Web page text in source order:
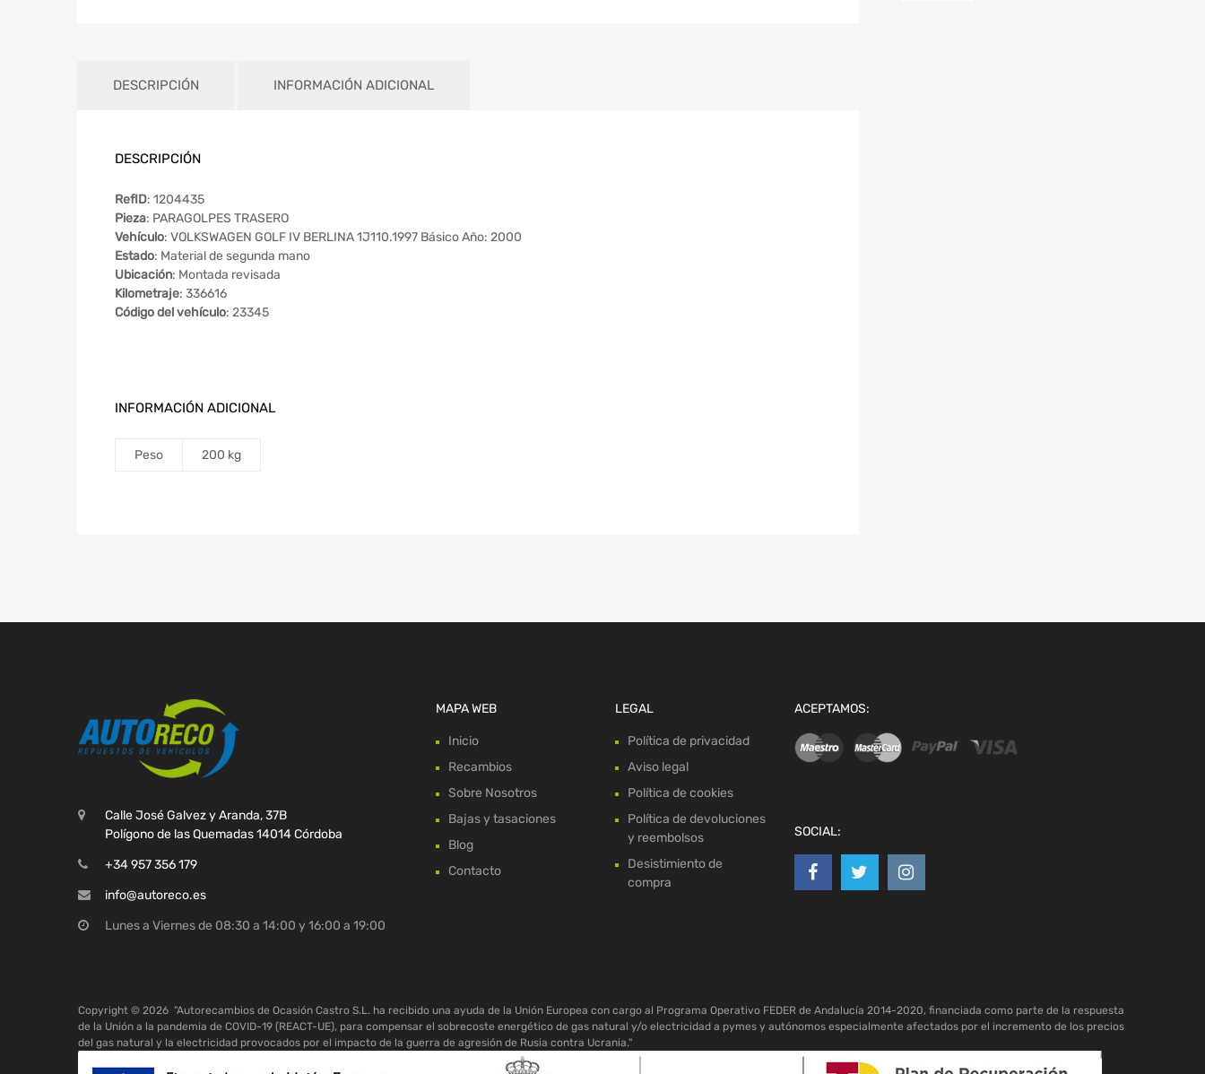
DESCRIPCIÓN INFORMACIÓN ADICIONAL
DESCRIPCIÓN
RefID: 1204435
Pieza: PARAGOLPES TRASERO
Vehículo: VOLKSWAGEN GOLF IV BERLINA 1J110.1997 Básico Año: 2000
Estado: Material de segunda mano
Ubicación: Montada revisada
Kilometraje: 336616
Código del vehículo: 23345
INFORMACIÓN ADICIONAL
Peso 200 kg
Calle José Galvez y Aranda, 37B
Polígono de las Quemadas 14014 Córdoba
+34 957 356 179
info@autoreco.es
Lunes a Viernes de 08:30 a 14:00 y 16:00 a 19:00
MAPA WEB
Inicio
Recambios
Sobre Nosotros
Bajas y tasaciones
Blog
Contacto
LEGAL
Política de privacidad
Aviso legal
Política de cookies
Política de devoluciones
y reembolsos
Desistimiento de
compra
ACEPTAMOS:
SOCIAL:
Copyright © 2026 "Autorecambios de Ocasión Castro S.L. ha recibido una ayuda de la Unión Europea con cargo al Programa Operativo FEDER de Andalucía 2014-2020, financiada como parte de la respuesta
de la Unión a la pandemia de COVID-19 (REACT-UE), para compensar el sobrecoste energético de gas natural y/o electricidad a pymes y autónomos especialmente afectados por el incremento de los precios
del gas natural y la electricidad provocados por el impacto de la guerra de agresión de Rusia contra Ucrania."